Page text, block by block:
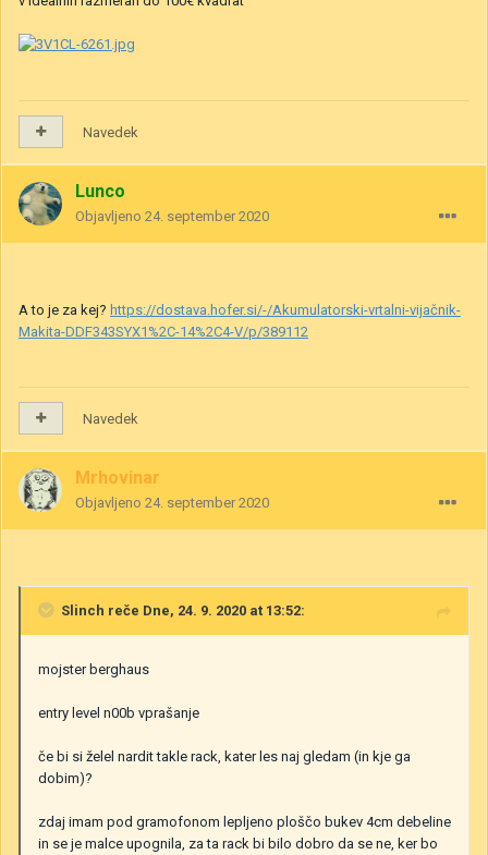
Navedek
Lunco
Objavljeno 24. september 2020
A to je za kej? https://dostava.hofer.si/-/Akumulatorski-vrtalni-vijačnik-
Makita-DDF343SYX1%2C-14%2C4-V/p/389112
Navedek
Mrhovinar
Objavljeno 24. september 2020
Slinch reče Dne, 24. 9. 2020 at 13:52:
mojster berghaus
entry level n00b vprašanje
če bi si želel nardit takle rack, kater les naj gledam (in kje ga
dobim)?
zdaj imam pod gramofonom lepljeno ploščo bukev 4cm debeline
in se je malce upognila, za ta rack bi bilo dobro da se ne, ker bo